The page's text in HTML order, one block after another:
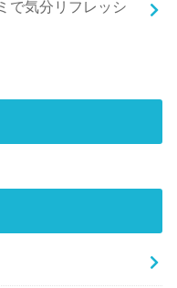
で気分リフレッシ